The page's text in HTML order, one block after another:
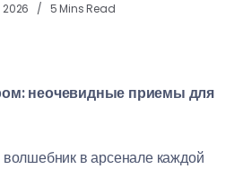
5 Mins Read
неочевидные приемы для
в арсенале каждой